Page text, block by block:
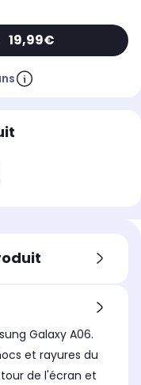
19,99€
Galaxy A06.
et rayures du
de l'écran et